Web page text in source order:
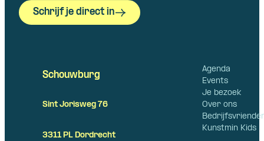
Schrijf je direct in
Agenda
Events
Je bezoek
Over ons
Kunstmin Kids
Schouwburg
Sint Jorisweg 76
3311 PL Dordrecht